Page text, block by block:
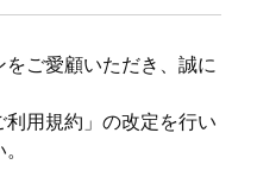
ご愛顧いただき、誠に
用規約」の改定を行い